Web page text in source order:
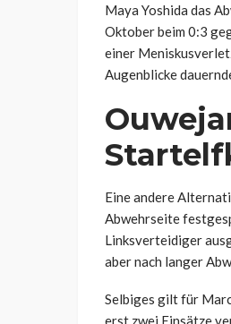
Maya Yoshida das
Oktober beim 0:3
einer
Augenblicke
Eine andere
Abwehrseite
Linksverteidiger
aber nach langer
Selbiges gilt für
erst zwei Einsätze